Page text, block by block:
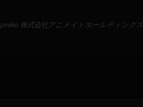
preko 株式会社アニメイトホールディングス